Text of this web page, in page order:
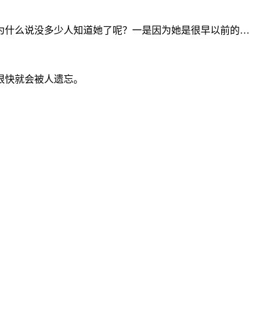
么说没多少人知道她了呢？一是因为她是很早以前的…
就会被人遗忘。